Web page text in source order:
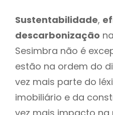
Sustentabilidade,
descarbonização
Sesimbra não é
estão na ordem do
vez mais parte do
imobiliário e da